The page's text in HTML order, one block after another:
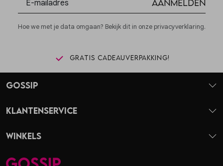
Aanmelden
Hoe we met je data omgaan? Bekijk dit in onze privacyverklaring.
Gratis cadeauverpakking!
Gossip
Klantenservice
Winkels